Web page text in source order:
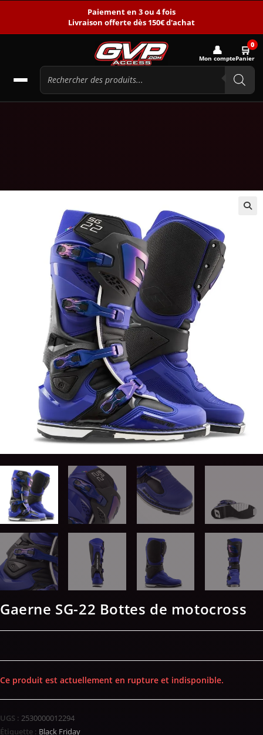
Paiement en 3 ou 4 fois
Livraison offerte dès 150€ d'achat
👤
Mon compte
🛒0
Panier
Gaerne SG-22 Bottes de motocross
Ce produit est actuellement en rupture et indisponible.
UGS : 2530000012294
Étiquette : Black Friday